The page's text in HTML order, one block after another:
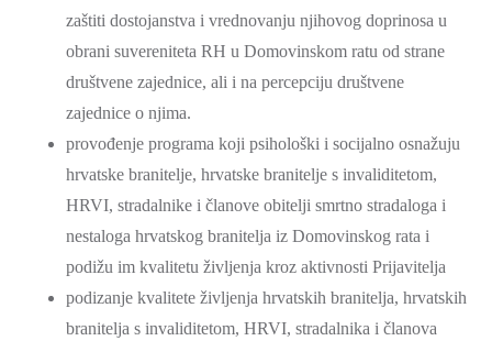
zaštiti dostojanstva i vrednovanju njihovog doprinosa u
obrani suvereniteta RH u Domovinskom ratu od strane
društvene zajednice, ali i na percepciju društvene
zajednice o njima.
provođenje programa koji psihološki i socijalno osnažuju
hrvatske branitelje, hrvatske branitelje s invaliditetom,
HRVI, stradalnike i članove obitelji smrtno stradaloga i
nestaloga hrvatskog branitelja iz Domovinskog rata i
podižu im kvalitetu življenja kroz aktivnosti Prijavitelja
podizanje kvalitete življenja hrvatskih branitelja, hrvatskih
branitelja s invaliditetom, HRVI, stradalnika i članova